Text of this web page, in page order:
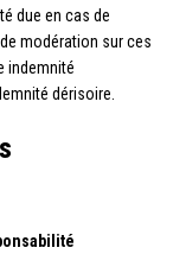
due en cas de
modération sur ces
indemnité
dérisoire.